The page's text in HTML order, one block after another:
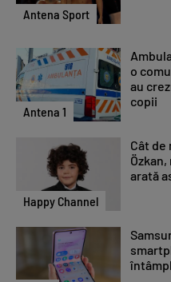
Antena Sport
Antena 1
o
au
copii
Happy Channel
Cât de
arată